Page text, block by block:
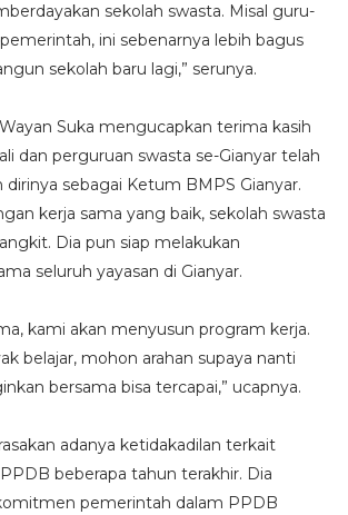
sekolah swasta. Misal guru-
ini sebenarnya lebih bagus
sekolah baru lagi,” serunya.
Suka mengucapkan terima kasih
dan perguruan swasta se-Gianyar telah
sebagai Ketum BMPS Gianyar.
kerja sama yang baik, sekolah swasta
Dia pun siap melakukan
seluruh yayasan di Gianyar.
kami akan menyusun program kerja.
belajar, mohon arahan supaya nanti
bersama bisa tercapai,” ucapnya.
adanya ketidakadilan terkait
beberapa tahun terakhir. Dia
pemerintah dalam PPDB